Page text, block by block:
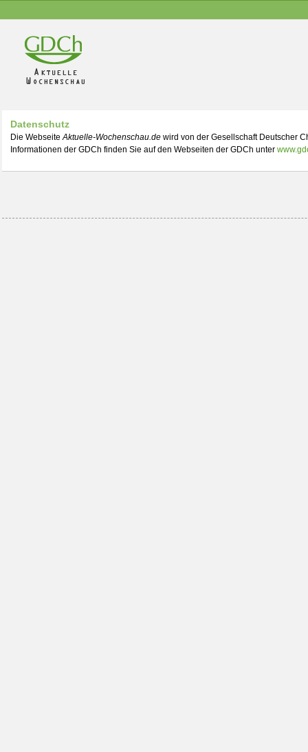
Datenschutz
Die WebseiteAktuelle-Wochenschau.de wird von der Gesellschaft Deutscher
Informationen der GDCh finden Sie auf den Webseiten der GDCh unter